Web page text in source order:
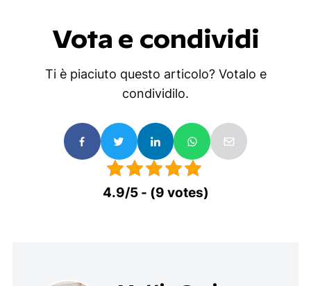
Vota e condividi
Ti è piaciuto questo articolo? Votalo e
condividilo.
4.9/5 - (9 votes)